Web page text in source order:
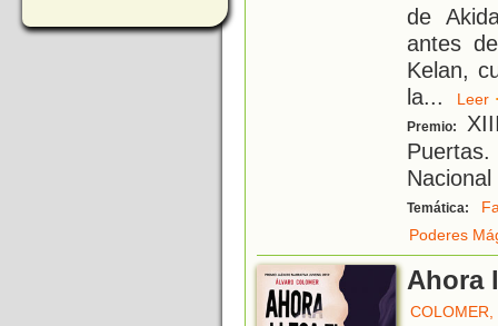
de
antes
Kelan,
la...
Premio:
Puertas.
Temática:
Poderes
Ahora
COLOMER,